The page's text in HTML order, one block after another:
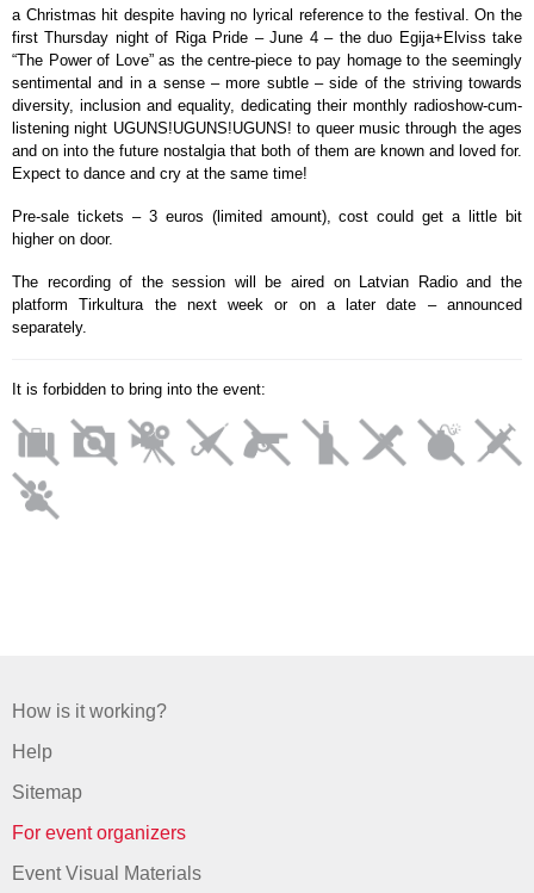
a Christmas hit despite having no lyrical reference to the festival. On the
first Thursday night of Riga Pride – June 4 – the duo Egija+Elviss take
“The Power of Love” as the centre-piece to pay homage to the seemingly
sentimental and in a sense – more subtle – side of the striving towards
diversity, inclusion and equality, dedicating their monthly radioshow-cum-
listening night UGUNS!UGUNS!UGUNS! to queer music through the ages
and on into the future nostalgia that both of them are known and loved for.
Expect to dance and cry at the same time!
Pre-sale tickets – 3 euros (limited amount), cost could get a little bit
higher on door.
The recording of the session will be aired on Latvian Radio and the
platform Tirkultura the next week or on a later date – announced
separately.
It is forbidden to bring into the event:
How is it working?
Help
Sitemap
For event organizers
Event Visual Materials